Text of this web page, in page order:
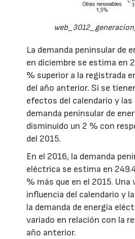
La demanda peninsular de
en diciembre se estima en
% superior a la registrada
del año anterior. Si se
efectos del calendario y
demanda peninsular de
disminuido un 2 % con
del 2015.
En el 2016, la demanda
eléctrica se estima en
% más que en el 2015. Una
influencia del calendario y
la demanda de energía
variado en relación con la
año anterior.